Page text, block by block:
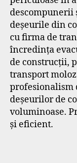
descompunerii
deșeurile din
cu firma de
încredința
de construcții,
transport
profesionalism
deșeurilor de
voluminoase.
și eficient.